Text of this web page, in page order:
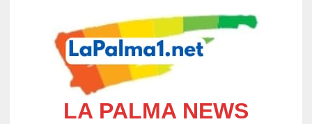
LA PALMA NEWS